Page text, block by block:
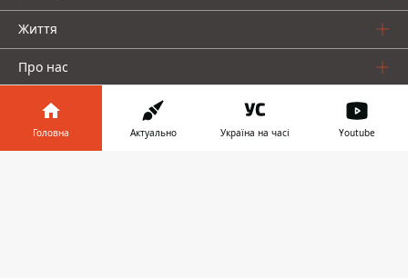
Життя
Про нас
Головна Актуально Україна на часі Youtube